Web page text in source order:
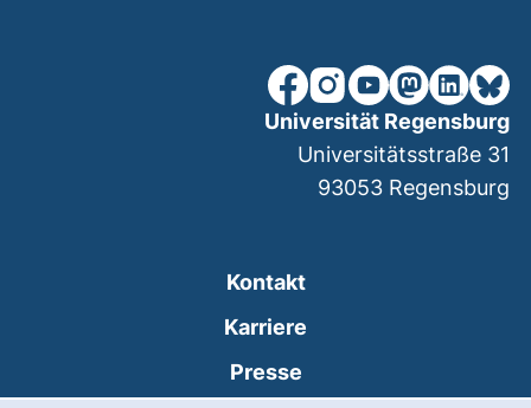
unsere Facebook-Seite
unsere Instagram-
unsere YouTube-
unsereunsere
Kontakt
Karriere
Presse
Universität Regensburg
Universitätsstraße 31
93053 Regensburg